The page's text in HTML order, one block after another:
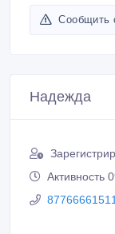
Сообщить
Надежда
Активность